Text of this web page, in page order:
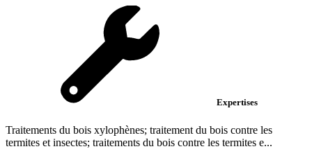
Expertises
Traitements du bois xylophènes; traitement du bois contre les
termites et insectes; traitements du bois contre les termites e...